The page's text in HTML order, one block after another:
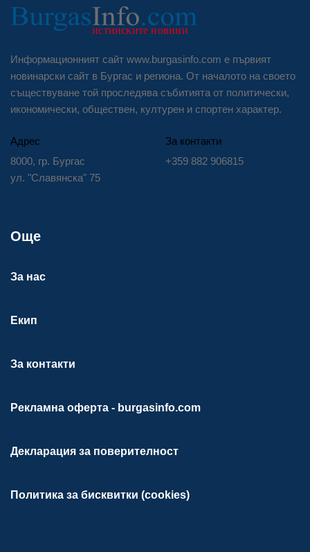
Информационният сайт www.burgasinfo.com е първият
новинарски сайт в Бургас и региона. От началото на своето
съществуване той проследява събитията от политически,
икономически, обществен, културен и спортен характер.
Адрес
8000, гр. Бургас
ул. "Славянска" 75
За контакти
+359 882 906815
Още
За нас
Екип
За контакти
Рекламна оферта - burgasinfo.com
Декларация за поверителност
Политика за бисквитки (cookies)